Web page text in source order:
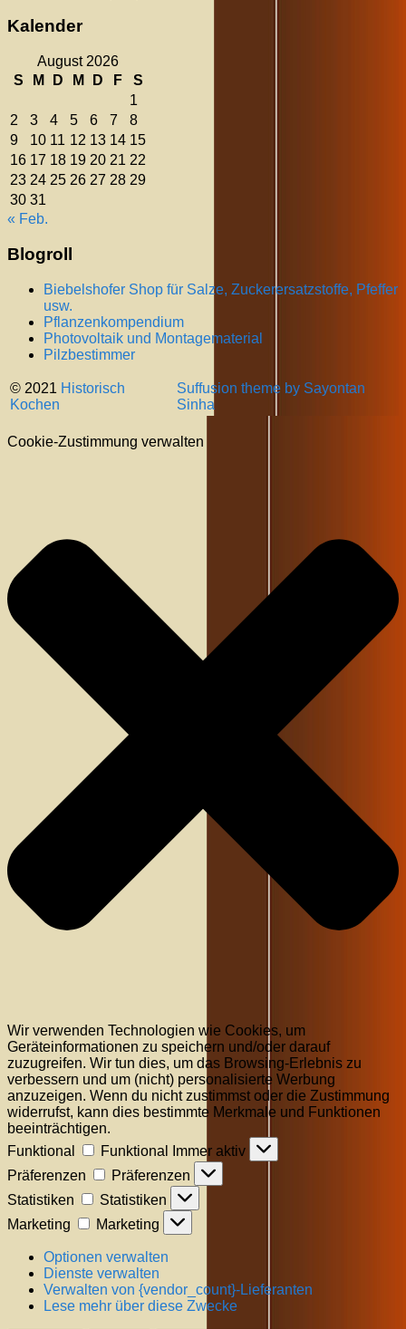
Kalender
August 2026
S
M D M D F
S
1
2
3 4 5 6 7
8
9
10 11 12 13 14 15
16 17 18 19 20 21 22
23 24 25 26 27 28 29
30 31
« Feb.
Blogroll
Biebelshofer Shop für Salze, Zuckerersatzstoffe, Pfeffer
usw.
Pflanzenkompendium
Photovoltaik und Montagematerial
Pilzbestimmer
© 2021 Historisch
Kochen
Suffusion theme by Sayontan
Sinha
Cookie-Zustimmung verwalten
Wir verwenden Technologien wie Cookies, um
Geräteinformationen zu speichern und/oder darauf
zuzugreifen. Wir tun dies, um das Browsing-Erlebnis zu
verbessern und um (nicht) personalisierte Werbung
anzuzeigen. Wenn du nicht zustimmst oder die Zustimmung
widerrufst, kann dies bestimmte Merkmale und Funktionen
beeinträchtigen.
Funktional
Funktional
Immer aktiv
Präferenzen
Präferenzen
Statistiken
Statistiken
Marketing
Marketing
Optionen verwalten
Dienste verwalten
Verwalten von {vendor_count}-Lieferanten
Lese mehr über diese Zwecke